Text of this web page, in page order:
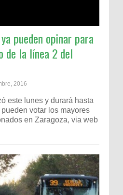
pueden opinar para
de la línea 2 del
2016
este lunes y durará hasta
votar los mayores
en Zaragoza, via web